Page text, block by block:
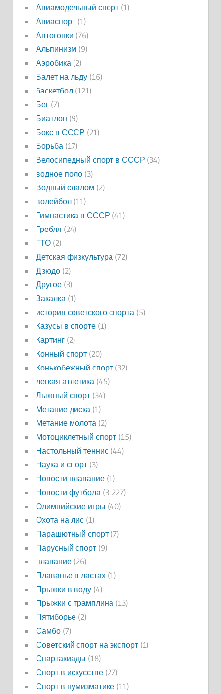
Авиамодельный спорт(1)
Авиаспорт(1)
Автогонки (76)
Альпинизм (9)
Аэробика (2)
Балет на льду(16)
баскетбол(121)
Бег(7)
Биатлон (9)
Бокс в СССР (21)
Борьба (17)
Велосипедный спорт в СССР (34)
водное поло(3)
Водный слалом (2)
волейбол(11)
Гимнастика в СССР (41)
Гребля (24)
ГТО(2)
Детская физкультура (72)
Дзюдо(2)
Другое(3)
Закалка (1)
история советского спорта (5)
Казусы в спорте(1)
Картинг(2)
Конный спорт(20)
Конькобежный спорт(32)
легкая атлетика (45)
Лыжный спорт(34)
Метание диска (1)
Метание молота (2)
Мотоциклетный спорт(15)
Настольный теннис(44)
Наука и спорт(3)
Новости плавание(1)
Новости футбола (3 227)
Олимпийские игры (40)
Охота на лис(1)
Парашютный спорт(7)
Парусный спорт(9)
плавание(26)
Плаванье в ластах(1)
Прыжки в воду(4)
Прыжки с трамплина (13)
Пятиборье(2)
Самбо(7)
Советский спорт на экспорт(1)
Спартакиады (18)
Спорт в искусстве(27)
Спорт в нумизматике(11)